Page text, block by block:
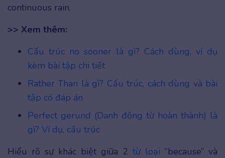
continuous rain.
>> Xem thêm:
Cấu trúc no sooner là gì? Cách dùng, ví dụ
kèm bài tập chi tiết
Rather Than là gì? Cấu trúc, cách dùng và bài
tập có đáp án
Perfect gerund (Danh động từ hoàn thành) là
gì? Ví dụ, cấu trúc
Hiểu rõ sự khác biệt giữa 2 từ loại “because” và